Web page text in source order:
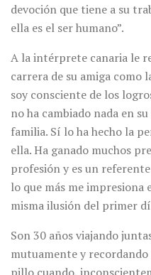
devoción que tiene a su
ella es el ser humano”.
A la intérprete canaria le
carrera de su amiga como
soy consciente de los
no ha cambiado nada en
familia. Sí lo ha hecho la
ella. Ha ganado muchos
profesión y es un
lo que más me impresiona
misma ilusión del primer
Son 30 años viajando
mutuamente y recordando